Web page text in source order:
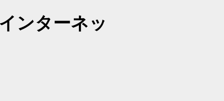
ンターネッ